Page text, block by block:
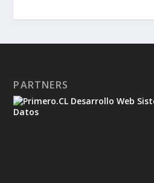
PARTNERS